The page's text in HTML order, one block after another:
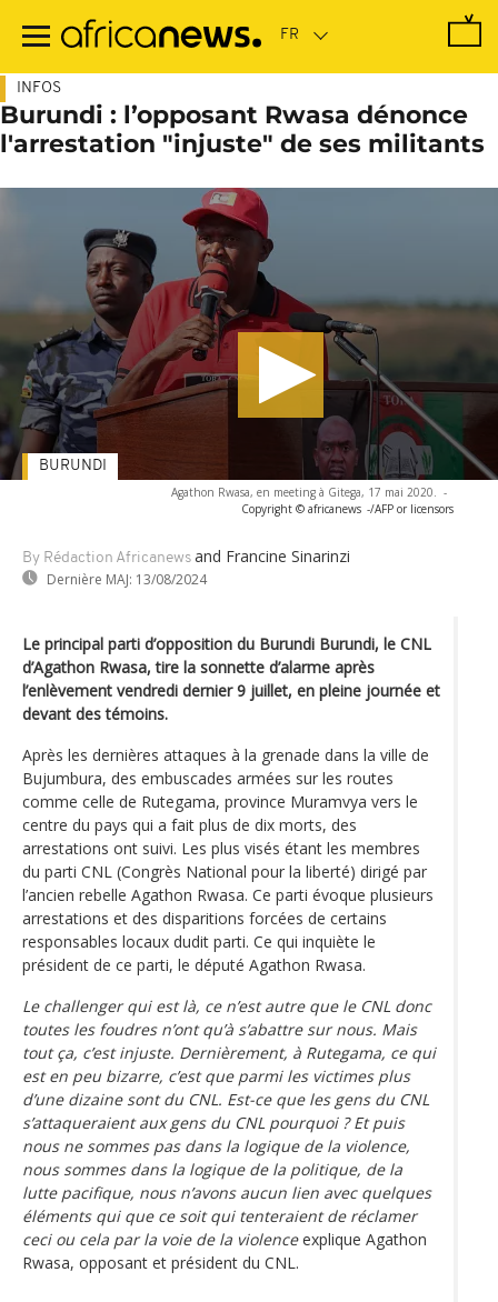
contenu
INFOS
Burundi : l’opposant Rwasa dénonce
l'arrestation "injuste" de ses militants
Agathon Rwasa, en meeting à Gitega, 17 mai 2020. -
Copyright © africanews -/AFP or licensors
By Rédaction Africanews and Francine Sinarinzi
Dernière MAJ: 13/08/2024
BURUNDI
Le principal parti d’opposition du Burundi Burundi, le CNL
d’Agathon Rwasa, tire la sonnette d’alarme après
l’enlèvement vendredi dernier 9 juillet, en pleine journée et
devant des témoins.
Après les dernières attaques à la grenade dans la ville de
Bujumbura, des embuscades armées sur les routes
comme celle de Rutegama, province Muramvya vers le
centre du pays qui a fait plus de dix morts, des
arrestations ont suivi. Les plus visés étant les membres
du parti CNL (Congrès National pour la liberté) dirigé par
l’ancien rebelle Agathon Rwasa. Ce parti évoque plusieurs
arrestations et des disparitions forcées de certains
responsables locaux dudit parti. Ce qui inquiète le
président de ce parti, le député Agathon Rwasa.
Le challenger qui est là, ce n’est autre que le CNL donc
toutes les foudres n’ont qu’à s’abattre sur nous. Mais
tout ça, c’est injuste. Dernièrement, à Rutegama, ce qui
est en peu bizarre, c’est que parmi les victimes plus
d’une dizaine sont du CNL. Est-ce que les gens du CNL
s’attaqueraient aux gens du CNL pourquoi ? Et puis
nous ne sommes pas dans la logique de la violence,
nous sommes dans la logique de la politique, de la
lutte pacifique, nous n’avons aucun lien avec quelques
éléments qui que ce soit qui tenteraient de réclamer
ceci ou cela par la voie de la violenceexplique Agathon
Rwasa, opposant et président du CNL.